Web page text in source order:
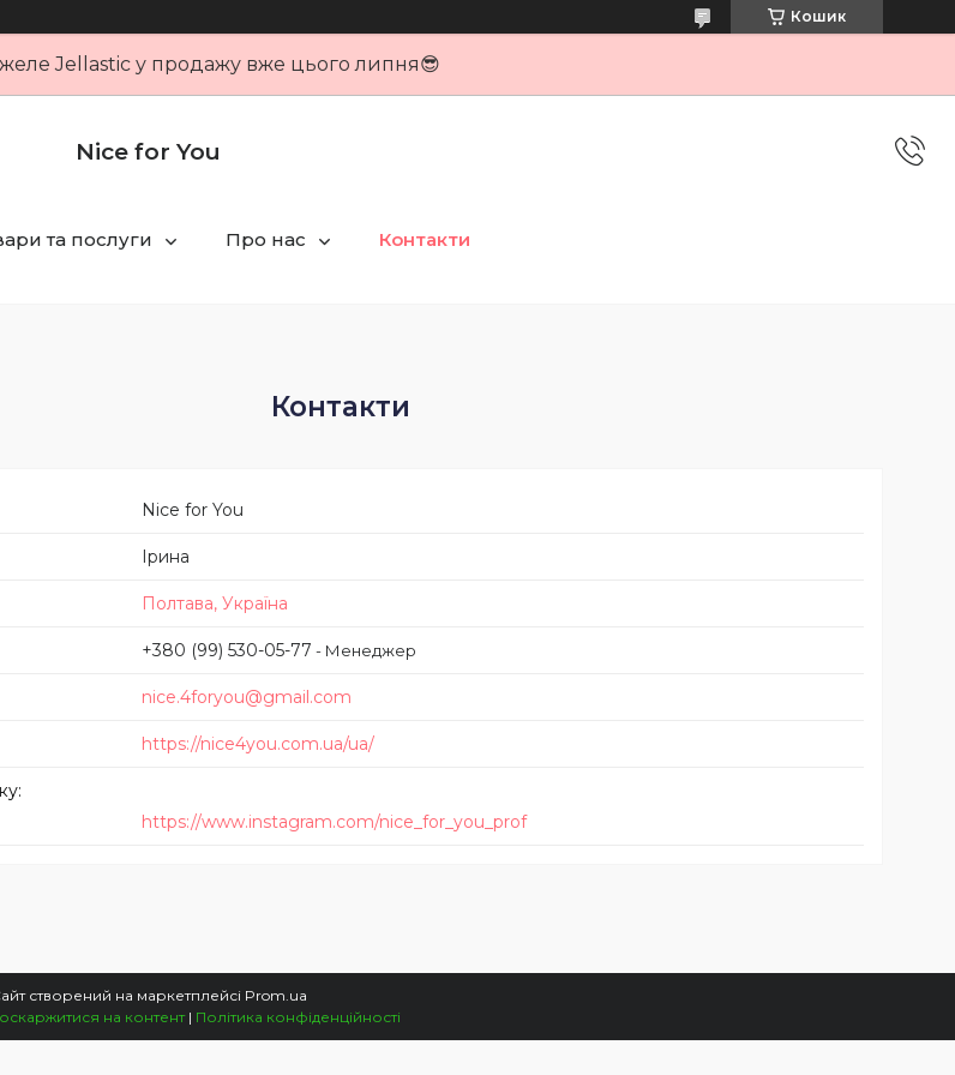
Кошик
Jellastic у продажу вже цього липня😎
Nice for You
та послуги Про нас Контакти
Контакти
Nice for You
Ірина
Полтава, Україна
+380 (99) 530-05-77 Менеджер
nice.4foryou@gmail.com
https://nice4you.com.ua/ua/
https://www.instagram.com/nice_for_you_prof
створений на маркетплейсі Prom.ua
на контент | Політика конфіденційності